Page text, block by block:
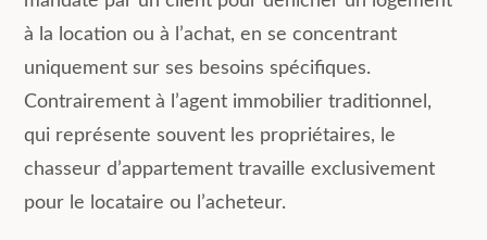
à la location ou à l’achat, en se concentrant
uniquement sur ses besoins spécifiques.
Contrairement à l’agent immobilier traditionnel,
qui représente souvent les propriétaires, le
chasseur d’appartement travaille exclusivement
pour le locataire ou l’acheteur.